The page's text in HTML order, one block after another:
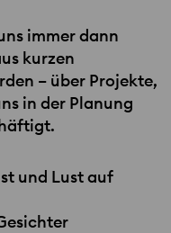
immer dann
kurzen
– über Projekte,
in der Planung
und Lust auf